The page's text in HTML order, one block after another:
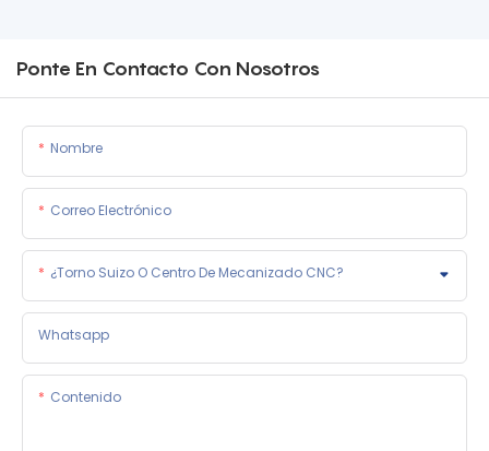
Ponte En Contacto Con Nosotros
Nombre
Correo Electrónico
¿Torno Suizo O Centro De Mecanizado CNC?
Whatsapp
Contenido